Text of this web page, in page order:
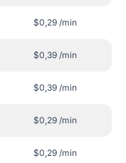
$0,29 /min
$0,39 /min
$0,39 /min
$0,29 /min
$0,29 /min